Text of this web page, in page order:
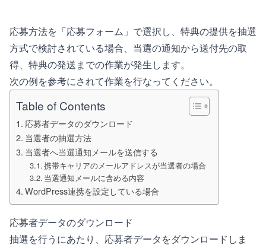
応募方法を「応募フォーム」で選択し、特典の提供を抽選
方式で検討されている場合、当選の通知から送付先の取
得、特典の発送までの作業が発生します。
次の例を参考にされて作業を行なってください。
Table of Contents
応募者データのダウンロード
当選者の抽選方法
当選者へ当選通知メールを送信する
携帯キャリアのメールアドレスが当選者の場合
当選通知メールに含める内容
WordPress連携を設定している場合
応募者データのダウンロード
抽選を行うにあたり、応募者データをダウンロードしま